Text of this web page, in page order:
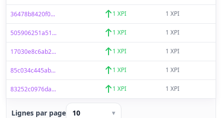
36478b8420f0... 1 XPI 1 XPI
505906251a51... 1 XPI 1 XPI
17030e8c6ab2... 1 XPI 1 XPI
85c034c445ab... 1 XPI 1 XPI
83252c0976da... 1 XPI 1 XPI
Lignes par page 10 ▾